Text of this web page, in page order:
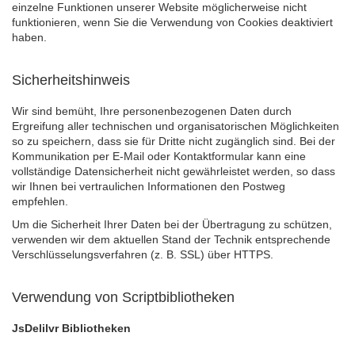
einzelne Funktionen unserer Website möglicherweise nicht
funktionieren, wenn Sie die Verwendung von Cookies deaktiviert
haben.
Sicherheitshinweis
Wir sind bemüht, Ihre personenbezogenen Daten durch
Ergreifung aller technischen und organisatorischen Möglichkeiten
so zu speichern, dass sie für Dritte nicht zugänglich sind. Bei der
Kommunikation per E-Mail oder Kontaktformular kann eine
vollständige Datensicherheit nicht gewährleistet werden, so dass
wir Ihnen bei vertraulichen Informationen den Postweg
empfehlen.
Um die Sicherheit Ihrer Daten bei der Übertragung zu schützen,
verwenden wir dem aktuellen Stand der Technik entsprechende
Verschlüsselungsverfahren (z. B. SSL) über HTTPS.
Verwendung von Scriptbibliotheken
JsDelilvr Bibliotheken